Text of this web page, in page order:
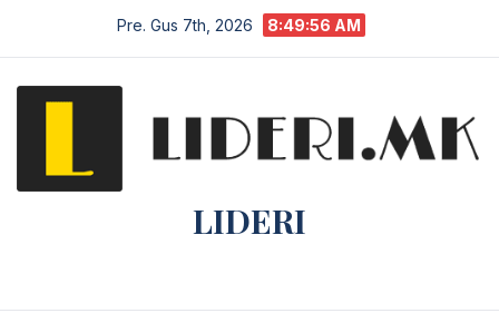
Pre. Gus 7th, 2026 8:49:56 AM
LIDERI